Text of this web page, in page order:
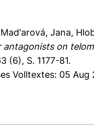
Mad'arová, Jana,
on
(6), S. 1177-81.
Volltextes: 05 Aug